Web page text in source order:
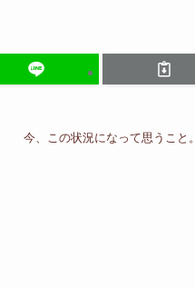
今、この状況になって思うこと。